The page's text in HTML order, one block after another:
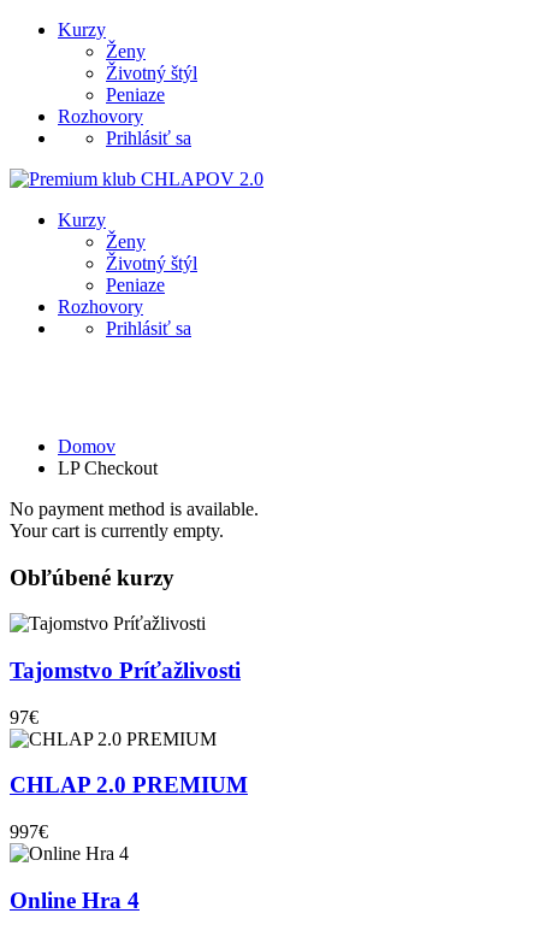
Kurzy
Ženy
Životný štýl
Peniaze
Rozhovory
Prihlásiť sa
Kurzy
Ženy
Životný štýl
Peniaze
Rozhovory
Prihlásiť sa
Domov
LP Checkout
No payment method is available.
Your cart is currently empty.
Obľúbené kurzy
Tajomstvo Príťažlivosti
97€
CHLAP 2.0 PREMIUM
997€
Online Hra 4